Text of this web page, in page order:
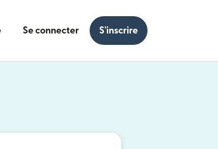
Se connecter S'inscrire
fenêtre)